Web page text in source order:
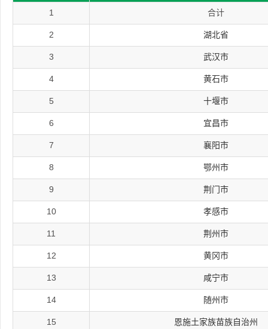
1 合计
2 湖北省
3 武汉市
4 黄石市
5 十堰市
6 宜昌市
7 襄阳市
8 鄂州市
9 荆门市
10 孝感市
11 荆州市
12 黄冈市
13 咸宁市
14 随州市
15 恩施土家族苗族自治州